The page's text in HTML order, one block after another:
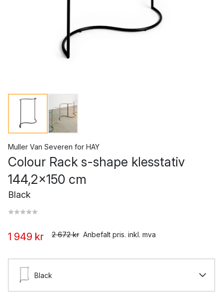
Muller Van Severen for HAY
Colour Rack s-shape klesstativ
144,2x150 cm
Black
1 949 kr 2 672 kr Anbefalt pris. inkl. mva
Black